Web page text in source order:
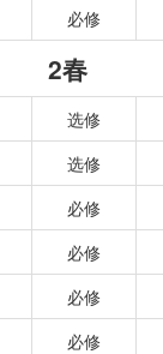
必修
2春
选修
选修
必修
必修
必修
必修